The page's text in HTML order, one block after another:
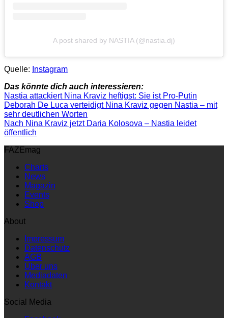
A post shared by NASTIA (@nastia.dj)
Quelle: Instagram
Das könnte dich auch interessieren:
Nastia attackiert Nina Kraviz heftigst: Sie ist Pro-Putin
Deborah De Luca verteidigt Nina Kraviz gegen Nastia – mit
sehr deutlichen Worten
Nach Nina Kraviz jetzt Daria Kolosova – Nastia leidet
öffentlich
FAZEmag
Charts
News
Magazin
Events
Shop
About
Impressum
Datenschutz
AGB
Über uns
Mediadaten
Kontakt
Social Media